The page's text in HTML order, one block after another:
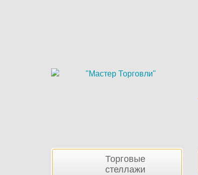
Боковая Торговые
стеллажи